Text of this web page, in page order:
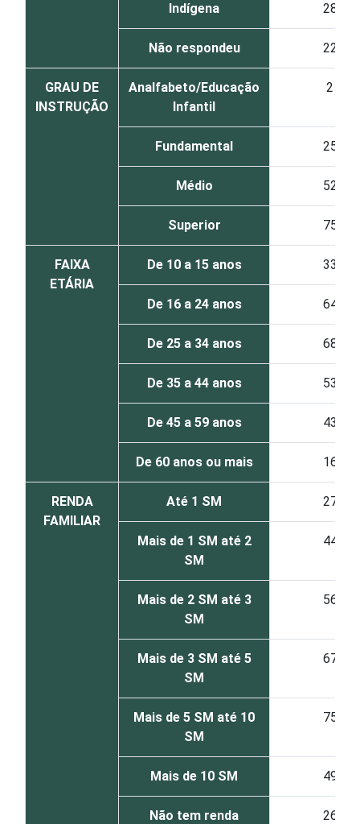
Indígena 28
Não respondeu 22
GRAU DE
INSTRUÇÃO
Analfabeto/Educação
Infantil
2
Fundamental 25
Médio 52
Superior 75
FAIXA
ETÁRIA
De 10 a 15 anos 33
De 16 a 24 anos 64
De 25 a 34 anos 68
De 35 a 44 anos 53
De 45 a 59 anos 43
De 60 anos ou mais 16
RENDA
FAMILIAR
Até 1 SM 27
Mais de 1 SM até 2
SM
44
Mais de 2 SM até 3
SM
56
Mais de 3 SM até 5
SM
67
Mais de 5 SM até 10
SM
75
Mais de 10 SM 49
Não tem renda 26